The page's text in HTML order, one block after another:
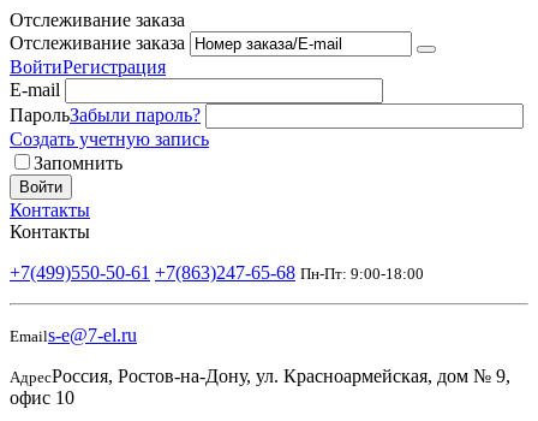
Отслеживание заказа
Отслеживание заказа
ВойтиРегистрация
E-mail
ПарольЗабыли пароль?
Создать учетную запись
Запомнить
Войти
Контакты
Контакты
+7(499)550-50-61 +7(863)247-65-68 Пн-Пт: 9:00-18:00
Emails-e@7-el.ru
АдресРоссия, Ростов-на-Дону, ул. Красноармейская, дом № 9,
офис 10